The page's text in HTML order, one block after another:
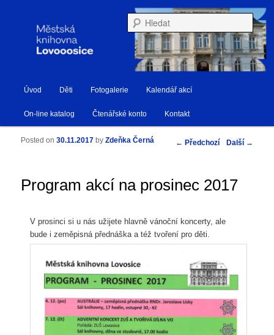
Knihovna Lovosice
Hlavní navigační menu
Přejít k hlavnímu obsahu webu
Přejít k obsahu postranního panelu
Úvod Děti Fotogalerie Kalendář akcí
On-line katalog Čtenářské konto Kontakt
Navigace pro příspěvky ← Předchozí Další →
Program akcí na prosinec 2017
Posted on30.11.2017 byZdeňka Černá
V prosinci si u nás užijete hlavně vánoční koncerty, ale
bude i zeměpisná přednáška a též tvoření pro děti.